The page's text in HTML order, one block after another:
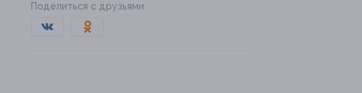
Поделиться с друзьями